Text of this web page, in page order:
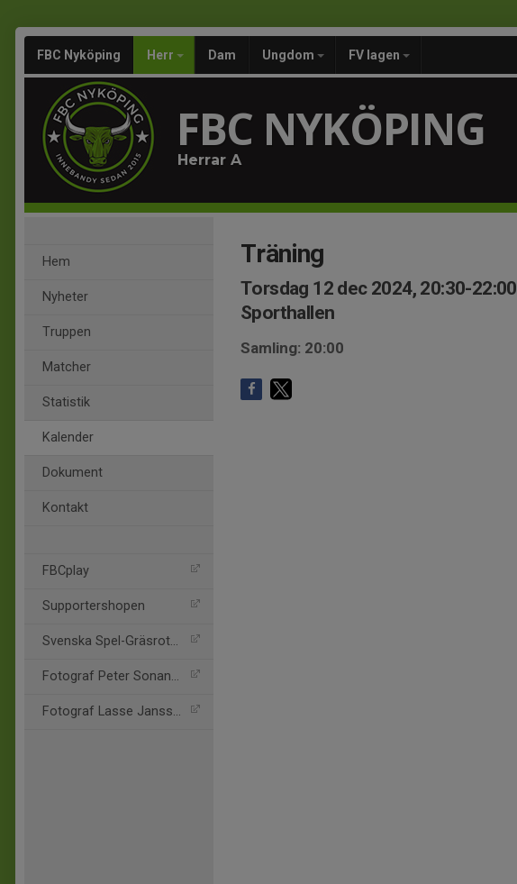
FBC Nyköping Herr Dam Ungdom FV lagen
FBC NYKÖPING
Herrar A
Hem
Nyheter
Truppen
Matcher
Statistik
Kalender
Dokument
Kontakt
FBCplay
Supportershopen
Svenska Spel-Gräsroten
Fotograf Peter Sonander
Fotograf Lasse Jansson
Träning
Torsdag 12 dec 2024, 20:30-22:00
Sporthallen
Samling: 20:00